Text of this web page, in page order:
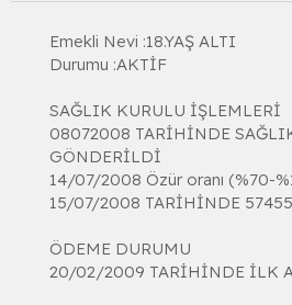
Emekli Nevi :18.YAŞ ALTI
Durumu :AKTİF
SAĞLIK KURULU İŞLEMLERİ
08072008 TARİHİNDE
GÖNDERİLDİ
14/07/2008 Özür oranı (%70-
15/07/2008 TARİHİNDE
ÖDEME DURUMU
20/02/2009 TARİHİNDE İLK